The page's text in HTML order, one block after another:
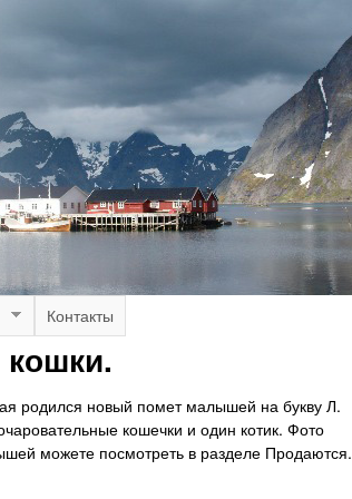
Контакты
родился новый помет малышей на букву Л.
кошечки и один котик. Фото
можете посмотреть в разделе Продаются.